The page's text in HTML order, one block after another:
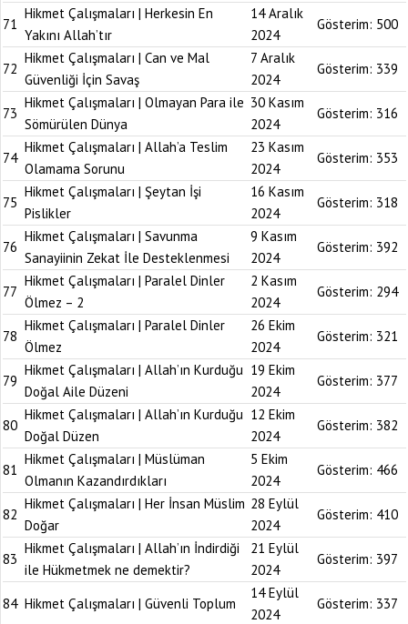
71
Hikmet Çalışmaları | Herkesin En
Yakını Allah’tır
14 Aralık
2024
Gösterim: 500
72
Hikmet Çalışmaları | Can ve Mal
Güvenliği İçin Savaş
7 Aralık
2024
Gösterim: 339
73
Hikmet Çalışmaları | Olmayan Para ile
Sömürülen Dünya
30 Kasım
2024
Gösterim: 316
74
Hikmet Çalışmaları | Allah’a Teslim
Olamama Sorunu
23 Kasım
2024
Gösterim: 353
75
Hikmet Çalışmaları | Şeytan İşi
Pislikler
16 Kasım
2024
Gösterim: 318
76
Hikmet Çalışmaları | Savunma
Sanayiinin Zekat İle Desteklenmesi
9 Kasım
2024
Gösterim: 392
77
Hikmet Çalışmaları | Paralel Dinler
Ölmez – 2
2 Kasım
2024
Gösterim: 294
78
Hikmet Çalışmaları | Paralel Dinler
Ölmez
26 Ekim
2024
Gösterim: 321
79
Hikmet Çalışmaları | Allah’ın Kurduğu
Doğal Aile Düzeni
19 Ekim
2024
Gösterim: 377
80
Hikmet Çalışmaları | Allah’ın Kurduğu
Doğal Düzen
12 Ekim
2024
Gösterim: 382
81
Hikmet Çalışmaları | Müslüman
Olmanın Kazandırdıkları
5 Ekim
2024
Gösterim: 466
82
Hikmet Çalışmaları | Her İnsan Müslim
Doğar
28 Eylül
2024
Gösterim: 410
83
Hikmet Çalışmaları | Allah’ın İndirdiği
ile Hükmetmek ne demektir?
21 Eylül
2024
Gösterim: 397
84 Hikmet Çalışmaları | Güvenli Toplum
14 Eylül
2024
Gösterim: 337